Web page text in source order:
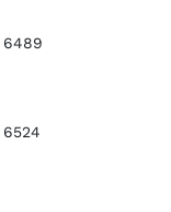
6489
6524